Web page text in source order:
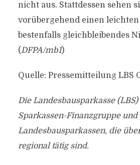
nicht aus. Stattdessen sehen
vorübergehend einen leichten
bestenfalls gleichbleibendes
(DFPA/mb1)
Quelle: Pressemitteilung LBS
Die Landesbausparkasse
Sparkassen-Finanzgruppe und
Landesbausparkassen, die
regional tätig sind.